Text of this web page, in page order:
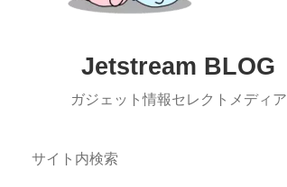
Jetstream BLOG
ガジェット情報セレクトメディア